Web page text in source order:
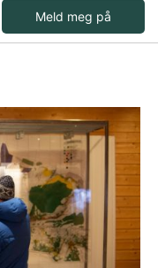
Meld meg på